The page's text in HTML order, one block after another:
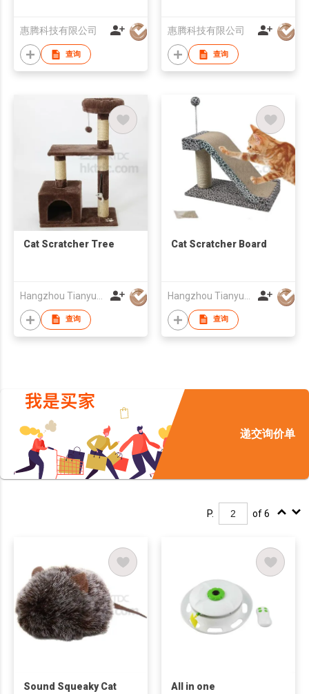
惠腾科技有限公司
查询
惠腾科技有限公司
查询
Cat Scratcher Tree
查询
Cat Scratcher Board
查询
递交询价单
P. of 6
Sound Squeaky Cat
All in one